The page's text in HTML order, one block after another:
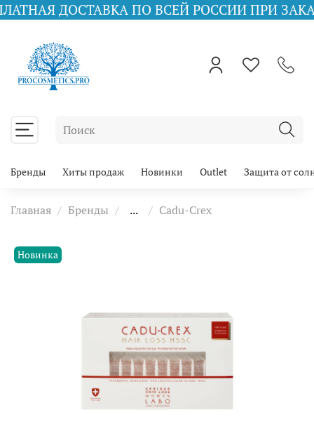
ПО ВСЕЙ РОССИИ ПРИ ЗАКАЗЕ ОТ
Бренды Хиты продаж Новинки Outlet Защита от
Главная Бренды ... Cadu-Crex
Новинка